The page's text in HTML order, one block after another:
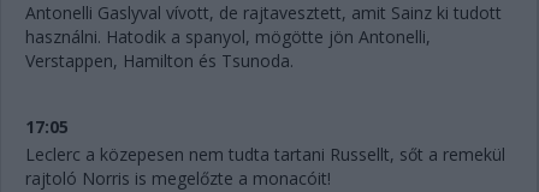
Antonelli Gaslyval vívott, de rajtavesztett, amit Sainz ki tudott
használni. Hatodik a spanyol, mögötte jön Antonelli,
Verstappen, Hamilton és Tsunoda.
17:05
Leclerc a közepesen nem tudta tartani Russellt, sőt a remekül
rajtoló Norris is megelőzte a monacóit!